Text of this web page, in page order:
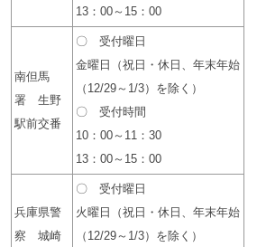
13：00～15：00
南但馬
署 生野
駅前交番
〇 受付曜日
金曜日（祝日・休日、年末年始
（12/29～1/3）を除く）
〇 受付時間
10：00～11：30
13：00～15：00
兵庫県警
察 城崎
〇 受付曜日
火曜日（祝日・休日、年末年始
（12/29～1/3）を除く）